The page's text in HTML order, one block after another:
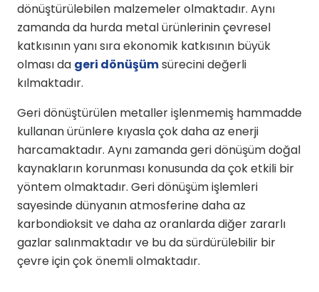
dönüştürülebilen malzemeler olmaktadır. Aynı
zamanda da hurda metal ürünlerinin çevresel
katkısının yanı sıra ekonomik katkısının büyük
olması da geri dönüşümsürecini değerli
kılmaktadır.
Geri dönüştürülen metaller işlenmemiş hammadde
kullanan ürünlere kıyasla çok daha az enerji
harcamaktadır. Aynı zamanda geri dönüşüm doğal
kaynakların korunması konusunda da çok etkili bir
yöntem olmaktadır. Geri dönüşüm işlemleri
sayesinde dünyanın atmosferine daha az
karbondioksit ve daha az oranlarda diğer zararlı
gazlar salınmaktadır ve bu da sürdürülebilir bir
çevre için çok önemli olmaktadır.